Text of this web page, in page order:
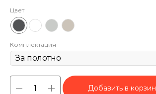
Цвет
Комплектация
Добавить в